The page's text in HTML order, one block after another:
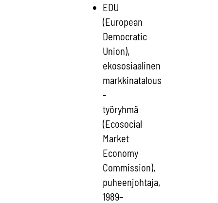
EDU
(European
Democratic
Union),
ekososiaalinen
markkinatalous
-
työryhmä
(Ecosocial
Market
Economy
Commission),
puheenjohtaja,
1989–